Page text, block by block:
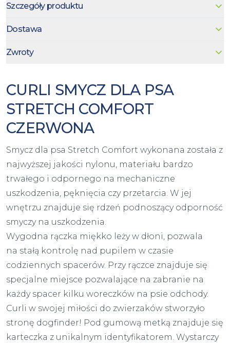
Szczegóły produktu
Dostawa
Zwroty
CURLI SMYCZ DLA PSA
STRETCH COMFORT
CZERWONA
Smycz dla psa Stretch Comfort wykonana została z
najwyższej jakości nylonu, materiału bardzo
trwałego i odpornego na mechaniczne
uszkodzenia, pęknięcia czy przetarcia. W jej
wnętrzu znajduje się rdzeń podnoszący odporność
smyczy na uszkodzenia.
Wygodna rączka miękko leży w dłoni, pozwala
na stałą kontrolę nad pupilem w czasie
codziennych spacerów. Przy rączce znajduje się
specjalne miejsce pozwalające na zabranie na
każdy spacer kilku woreczków na psie odchody.
Curli w swojej miłości do zwierzaków stworzyło
stronę dogfinder! Pod gumową metką znajduje się
karteczka z unikalnym identyfikatorem. Wystarczy